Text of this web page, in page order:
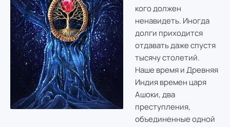
кого должен
ненавидеть. Иногда
долги приходится
отдавать даже спустя
тысячу столетий.
Наше время и Древняя
Индия времен царя
Ашоки, два
преступления,
объединенные одной